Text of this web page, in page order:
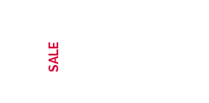
SALE